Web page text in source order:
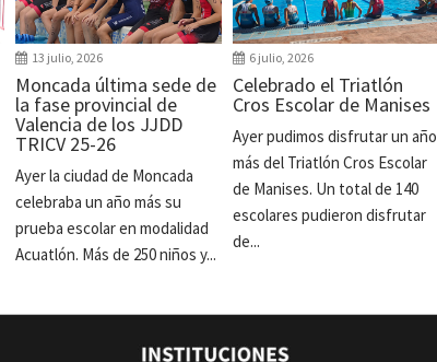
13 julio, 2026
Moncada última sede de
la fase provincial de
Valencia de los JJDD
TRICV 25-26
Ayer la ciudad de Moncada
celebraba un año más su
prueba escolar en modalidad
Acuatlón. Más de 250 niños y...
6 julio, 2026
Celebrado el Triatlón
Cros Escolar de Manises
Ayer pudimos disfrutar un año
más del Triatlón Cros Escolar
de Manises. Un total de 140
escolares pudieron disfrutar
de...